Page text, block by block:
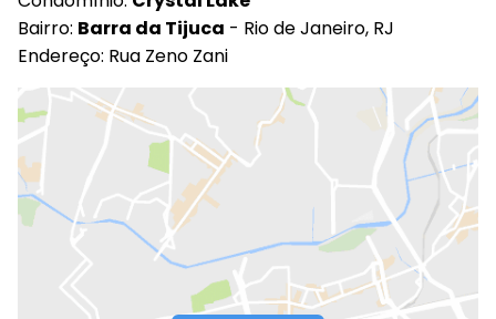
Bairro: Barra da Tijuca - Rio de Janeiro, RJ
Endereço: Rua Zeno Zani